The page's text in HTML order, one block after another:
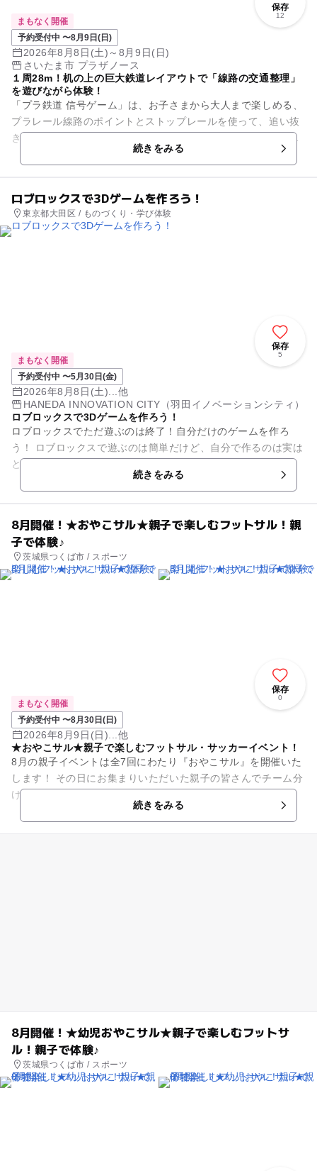
保存
12
まもなく開催
予約受付中 〜8月9日(日)
2026年8月8日(土)～8月9日(日)
さいたま市 プラザノース
１周28m！机の上の巨大鉄道レイアウトで「線路の交通整理」
を遊びながら体験！
「プラ鉄道 信号ゲーム」は、お子さまから大人まで楽しめる、
プラレール線路のポイントとストップレールを使って、追い抜
き、分岐、合流など「線路の交通整理」を体験いただくイベン
トです。ご自分のプラレー...続きをみる
ロブロックスで3Dゲームを作ろう！
東京都大田区 / ものづくり・学び体験
保存
5
まもなく開催
予約受付中 〜5月30日(金)
2026年8月8日(土)...他
HANEDA INNOVATION CITY（羽田イノベーションシティ）
ロブロックスで3Dゲームを作ろう！
ロブロックスでただ遊ぶのは終了！自分だけのゲームを作ろ
う！ ロブロックスで遊ぶのは簡単だけど、自分で作るのは実は
とても大変。 どこにどんなパーツを置こうか考える どういう
続きをみる
8月開催！★おやこサル★親子で楽しむフットサル！親
子で体験♪
茨城県つくば市 / スポーツ
保存
0
まもなく開催
予約受付中 〜8月30日(日)
2026年8月9日(日)...他
★おやこサル★親子で楽しむフットサル・サッカーイベント！
8月の親子イベントは全7回にわたり『おやこサル』を開催いた
します！ その日にお集まりいただいた親子の皆さんでチーム分
けを行い、 時間いっぱいフットサル/サッカーの試合をお楽し
続きをみる
8月開催！★幼児おやこサル★親子で楽しむフットサ
ル！親子で体験♪
茨城県つくば市 / スポーツ